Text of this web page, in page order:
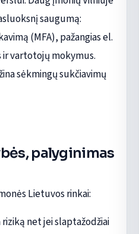
saugumą:
(MFA), pažangias el.
vartotojų mokymus.
sėkmingų sukčiavimų
palyginimas
Lietuvos rinkai:
riziką net jei slaptažodžiai